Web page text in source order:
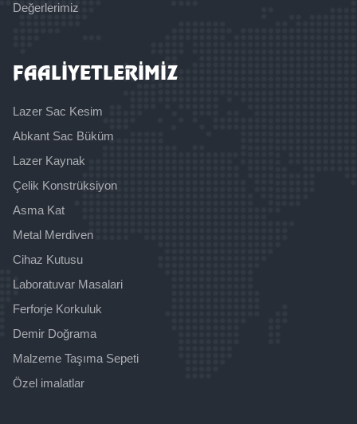
Değerlerimiz
FAALİYETLERİMİZ
Lazer Sac Kesim
Abkant Sac Büküm
Lazer Kaynak
Çelik Konstrüksiyon
Asma Kat
Metal Merdiven
Cihaz Kutusu
Laboratuvar Masalari
Ferforje Korkuluk
Demir Doğrama
Malzeme Taşıma Sepeti
Özel imalatlar